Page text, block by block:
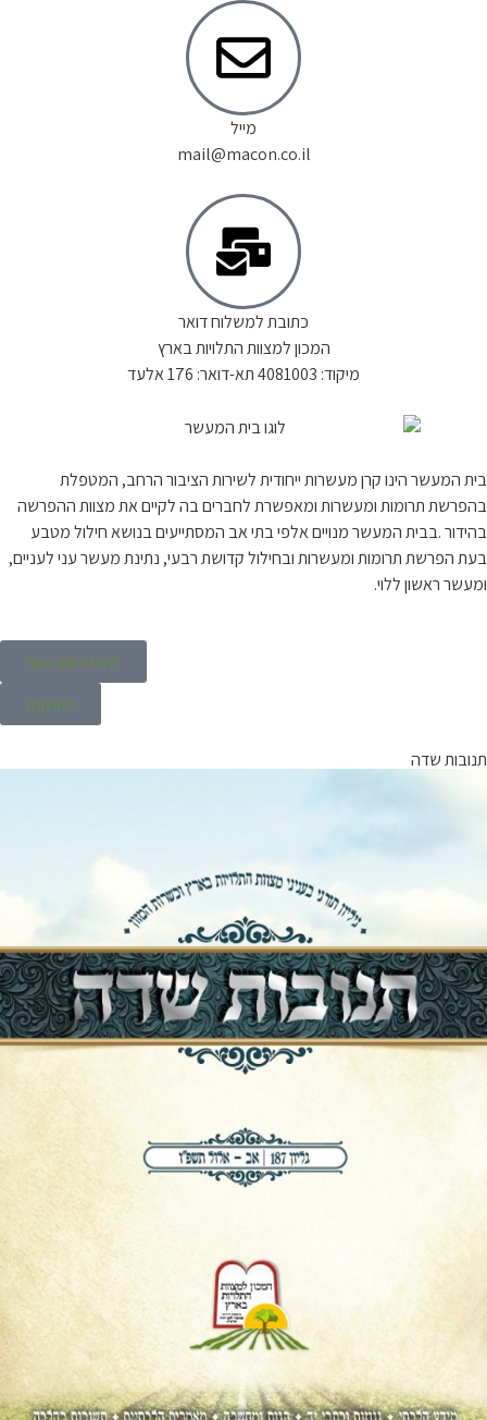
מייל
mail@macon.co.il
כתובת למשלוח דואר
המכון למצוות התלויות בארץ
מיקוד: 4081003 תא-דואר: 176 אלעד
בית המעשר הינו קרן מעשרות ייחודית לשירות הציבור הרחב, המטפלת
בהפרשת תרומות ומעשרות ומאפשרת לחברים בה לקיים את מצוות ההפרשה
בהידור .בבית המעשר מנויים אלפי בתי אב המסתייעים בנושא חילול מטבע
בעת הפרשת תרומות ומעשרות ובחילול קדושת רבעי, נתינת מעשר עני לעניים,
ומעשר ראשון ללוי.
להצטרפות כעת
מנוי קיים
תנובות שדה